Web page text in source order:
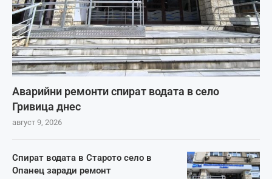
Аварийни ремонти спират водата в село
Гривица днес
август 9, 2026
Спират водата в Старото село в
Опанец заради ремонт